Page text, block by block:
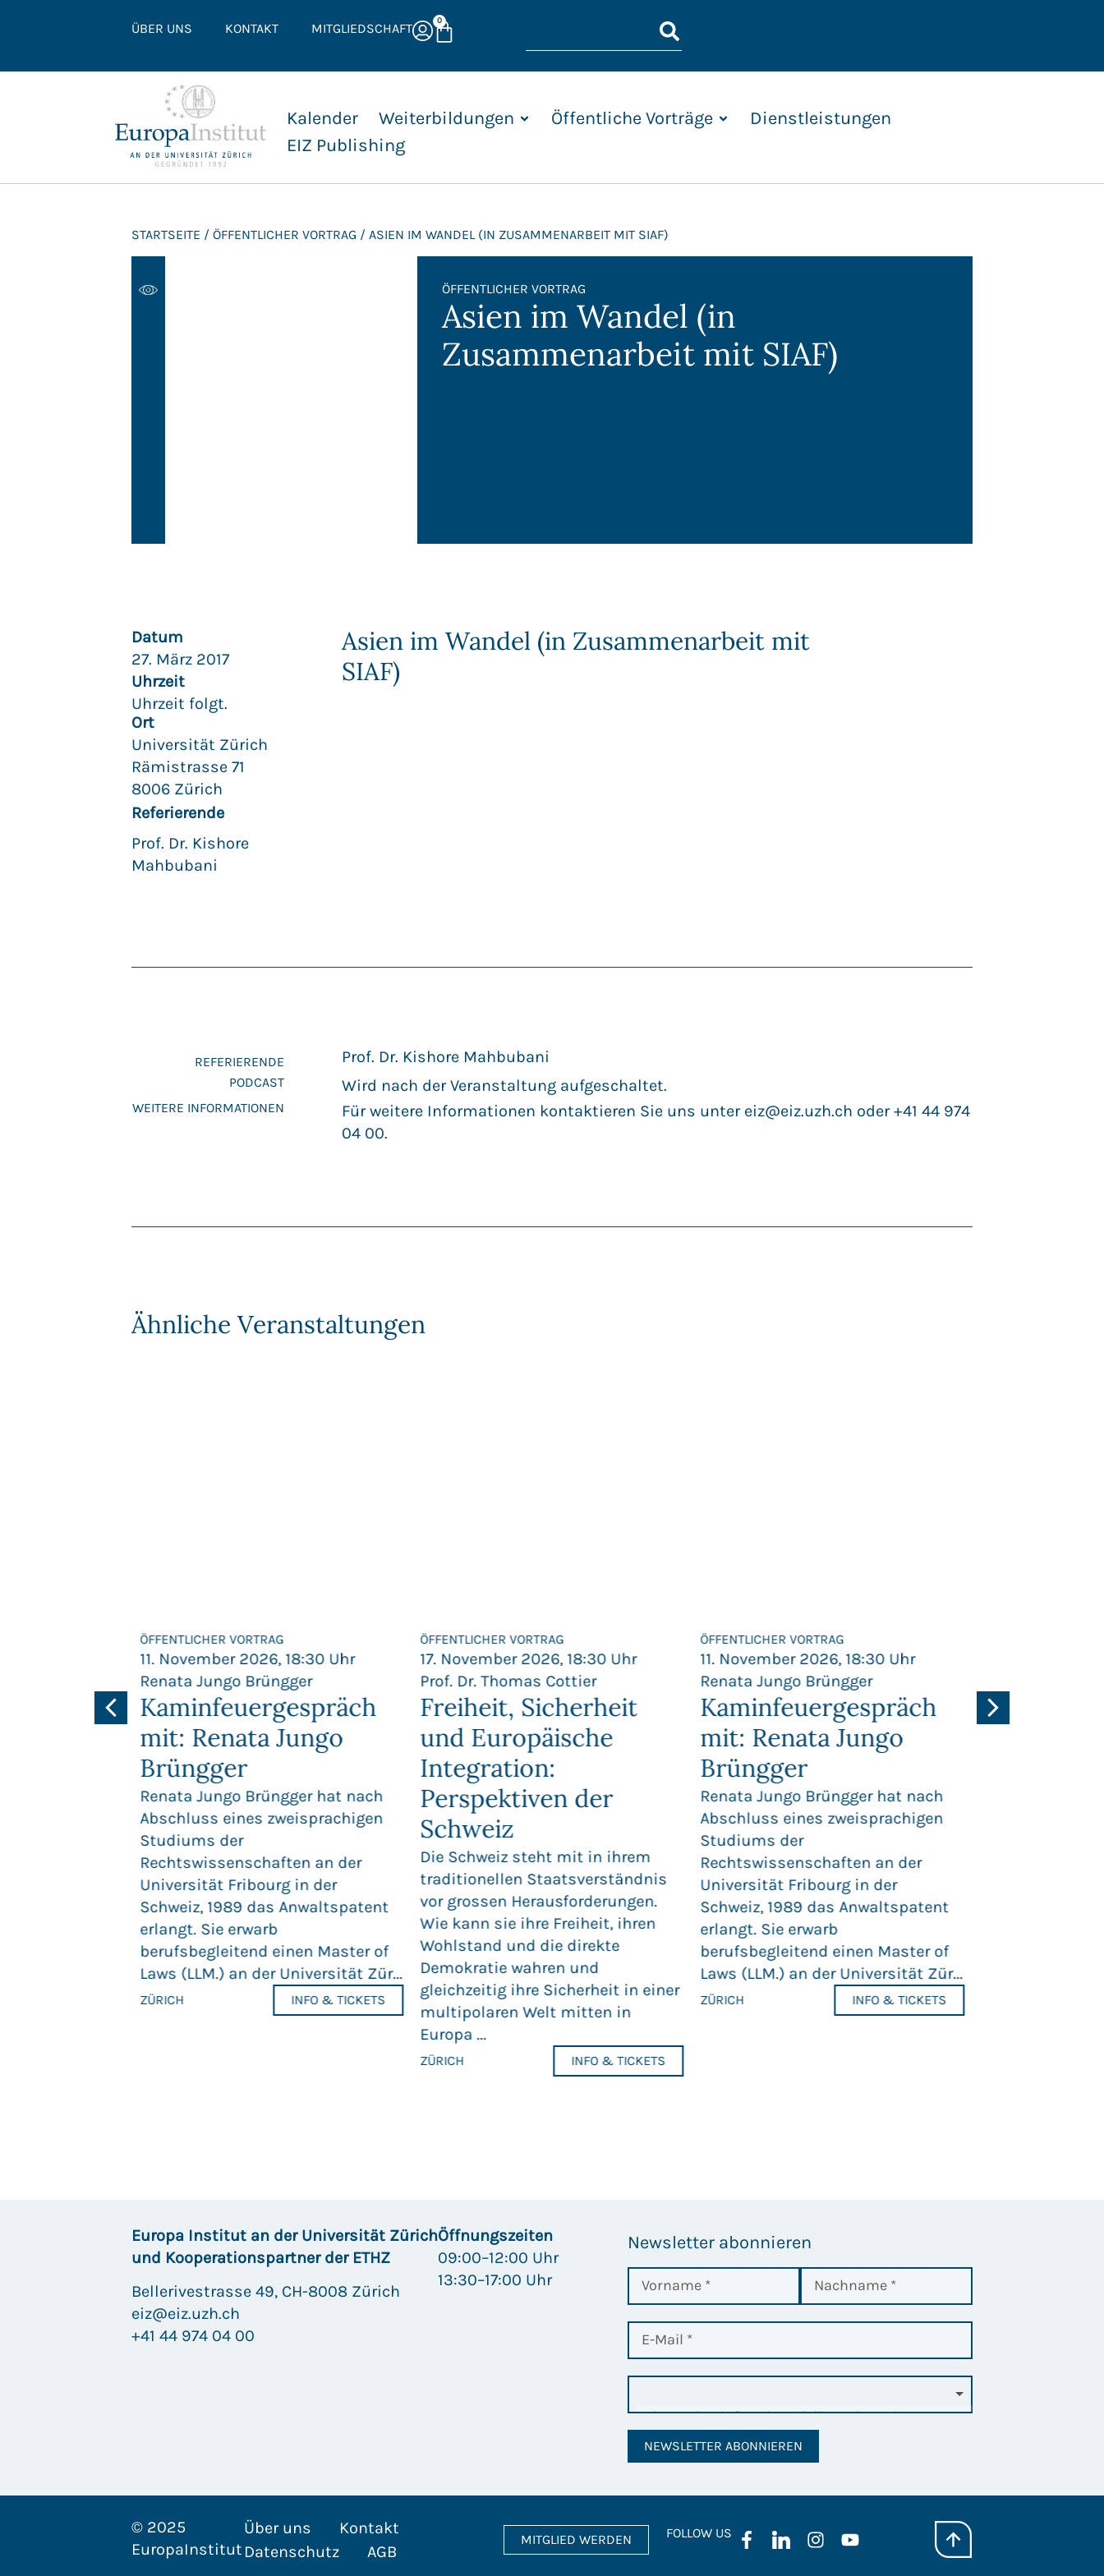
ÜBER UNS KONTAKT MITGLIEDSCHAFT 0
Kalender Weiterbildungen Öffentliche Vorträge
Dienstleistungen
EIZ Publishing
STARTSEITE / ÖFFENTLICHER VORTRAG / ASIEN IM WANDEL (IN ZUSAMMENARBEIT MIT SIAF)
ÖFFENTLICHER VORTRAG
Asien im Wandel (in
Zusammenarbeit mit SIAF)
Datum
27. März 2017
Uhrzeit
Uhrzeit folgt.
Ort
Universität Zürich
Rämistrasse 71
8006 Zürich
Referierende
Prof. Dr. Kishore
Mahbubani
Asien im Wandel (in Zusammenarbeit mit
SIAF)
REFERIERENDE Prof. Dr. Kishore Mahbubani
PODCAST Wird nach der Veranstaltung aufgeschaltet.
WEITERE INFORMATIONEN Für weitere Informationen kontaktieren Sie uns unter eiz@eiz.uzh.ch oder +41 44 974
04 00.
Ähnliche Veranstaltungen
ÖFFENTLICHER VORTRAG
11. November 2026, 18:30 Uhr
Renata Jungo Brüngger
Kaminfeuergespräch
mit: Renata Jungo
Brüngger
Renata Jungo Brüngger hat nach
Abschluss eines zweisprachigen
Studiums der
Rechtswissenschaften an der
Universität Fribourg in der
Schweiz, 1989 das Anwaltspatent
erlangt. Sie erwarb
berufsbegleitend einen Master of
Laws (LLM.) an der Universität Zür...
ZÜRICH INFO & TICKETS
ÖFFENTLICHER VORTRAG
17. November 2026, 18:30 Uhr
Prof. Dr. Thomas Cottier
Freiheit, Sicherheit
und Europäische
Integration:
Perspektiven der
Schweiz
Die Schweiz steht mit in ihrem
traditionellen Staatsverständnis
vor grossen Herausforderungen.
Wie kann sie ihre Freiheit, ihren
Wohlstand und die direkte
Demokratie wahren und
gleichzeitig ihre Sicherheit in einer
multipolaren Welt mitten in
Europa ...
ZÜRICH INFO & TICKETS
ÖFFENTLICHER VORTRAG
11. November 2026, 18:30 Uhr
Renata Jungo Brüngger
Kaminfeuergespräch
mit: Renata Jungo
Brüngger
Renata Jungo Brüngger hat nach
Abschluss eines zweisprachigen
Studiums der
Rechtswissenschaften an der
Universität Fribourg in der
Schweiz, 1989 das Anwaltspatent
erlangt. Sie erwarb
berufsbegleitend einen Master of
Laws (LLM.) an der Universität Zür...
ZÜRICH INFO & TICKETS
Freiheit,
Europa Institut an der Universität Zürich
und Kooperationspartner der ETHZ
Bellerivestrasse 49, CH-8008 Zürich
eiz@eiz.uzh.ch
+41 44 974 04 00
Öffnungszeiten
09:00–12:00 Uhr
13:30–17:00 Uhr
Newsletter abonnieren
NEWSLETTER ABONNIEREN
© 2025
EuropaInstitut
Über uns
Kontakt
Datenschutz
AGB
MITGLIED WERDEN FOLLOW US